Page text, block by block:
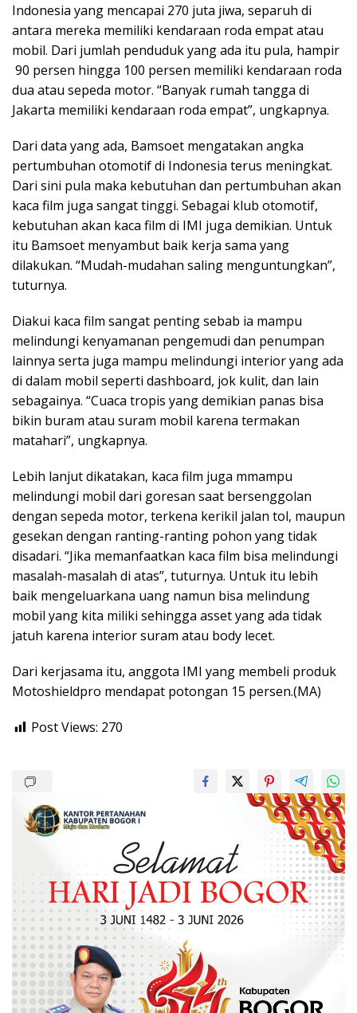
Indonesia yang mencapai 270 juta jiwa, separuh di
antara mereka memiliki kendaraan roda empat atau
mobil. Dari jumlah penduduk yang ada itu pula, hampir
90 persen hingga 100 persen memiliki kendaraan roda
dua atau sepeda motor. “Banyak rumah tangga di
Jakarta memiliki kendaraan roda empat”, ungkapnya.
Dari data yang ada, Bamsoet mengatakan angka
pertumbuhan otomotif di Indonesia terus meningkat.
Dari sini pula maka kebutuhan dan pertumbuhan akan
kaca film juga sangat tinggi. Sebagai klub otomotif,
kebutuhan akan kaca film di IMI juga demikian. Untuk
itu Bamsoet menyambut baik kerja sama yang
dilakukan. “Mudah-mudahan saling menguntungkan”,
tuturnya.
Diakui kaca film sangat penting sebab ia mampu
melindungi kenyamanan pengemudi dan penumpan
lainnya serta juga mampu melindungi interior yang ada
di dalam mobil seperti dashboard, jok kulit, dan lain
sebagainya. “Cuaca tropis yang demikian panas bisa
bikin buram atau suram mobil karena termakan
matahari”, ungkapnya.
Lebih lanjut dikatakan, kaca film juga mmampu
melindungi mobil dari goresan saat bersenggolan
dengan sepeda motor, terkena kerikil jalan tol, maupun
gesekan dengan ranting-ranting pohon yang tidak
disadari. “Jika memanfaatkan kaca film bisa melindungi
masalah-masalah di atas”, tuturnya. Untuk itu lebih
baik mengeluarkana uang namun bisa melindung
mobil yang kita miliki sehingga asset yang ada tidak
jatuh karena interior suram atau body lecet.
Dari kerjasama itu, anggota IMI yang membeli produk
Motoshieldpro mendapat potongan 15 persen.(MA)
Post Views: 270